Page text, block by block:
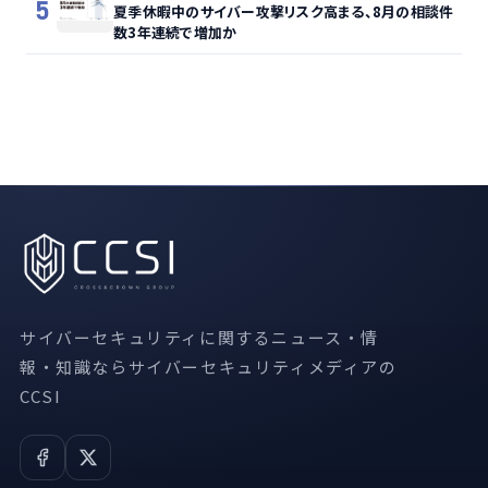
5
夏季休暇中のサイバー攻撃リスク高まる、8月の相談件
数3年連続で増加か
サイバーセキュリティに関するニュース・情
報・知識ならサイバーセキュリティメディアの
CCSI